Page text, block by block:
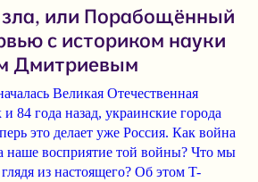
или Порабощённый
с историком науки
Дмитриевым
Великая Отечественная
84 года назад, украинские города
это делает уже Россия. Как война
наше восприятие той войны? Что мы
из настоящего? Об этом T-